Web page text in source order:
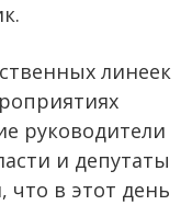
линеек
руководители
и депутаты
в этот день